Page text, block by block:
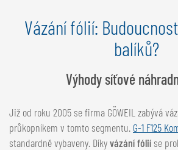
FRANÇAIS
ŠVÝCARSKO
DEUTSCH
FRANÇAIS
Vázání fólií:
balíků?
Výhody síťové
Již od roku 2005 se firma GÖWEIL zabývá
průkopníkem v tomto segmentu. G-1 F125
standardně vybaveny. Díkyvázání fólií se